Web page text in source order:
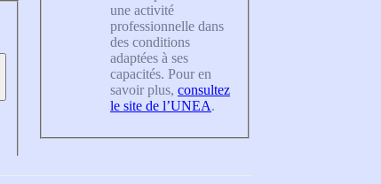
une activité
professionnelle dans
des conditions
adaptées à ses
capacités. Pour en
savoir plus, consultez
le site de l’UNEA.